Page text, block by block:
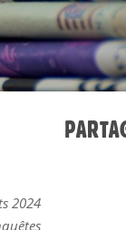
2024